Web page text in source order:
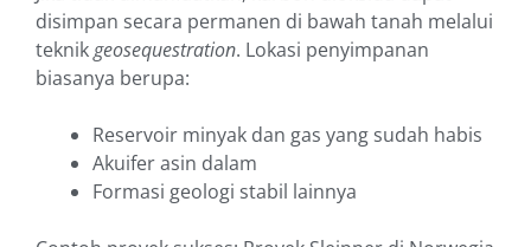
disimpan secara permanen di bawah tanah melalui
teknikgeosequestration. Lokasi penyimpanan
biasanya berupa:
Reservoir minyak dan gas yang sudah habis
Akuifer asin dalam
Formasi geologi stabil lainnya